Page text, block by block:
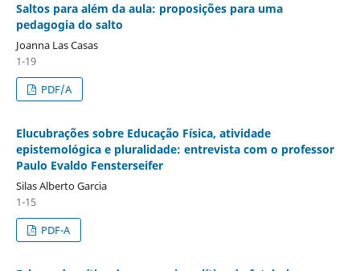
Saltos para além da aula: proposições para uma
pedagogia do salto
Joanna Las Casas
1-19
PDF/A
Elucubrações sobre Educação Física, atividade
epistemológica e pluralidade: entrevista com o professor
Paulo Evaldo Fensterseifer
Silas Alberto Garcia
1-15
PDF-A